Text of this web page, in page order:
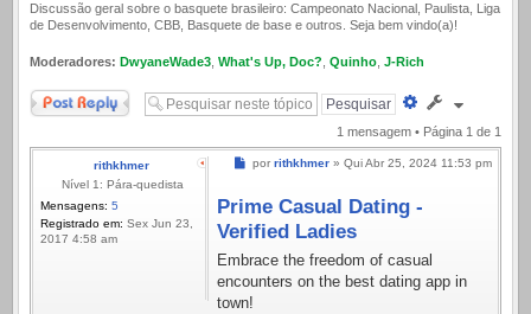
Discussão geral sobre o basquete brasileiro: Campeonato Nacional, Paulista, Liga
de Desenvolvimento, CBB, Basquete de base e outros. Seja bem vindo(a)!
Moderadores: DwyaneWade3 What's Up, Doc? Quinho J-Rich
Responder
Pesquisa
avançada
1 mensagem • Página 1 de 1
rithkhmer
Nível 1: Pára-quedista
Mensagens: 5
Registrado em: Sex Jun 23,
2017 4:58 am
Mensagem
por rithkhmer » Qui Abr 25, 2024 11:53 pm
Prime Сasual Dating -
Verified Ladies
Embrace the freedom of casual
encounters on the best dating app in
town!